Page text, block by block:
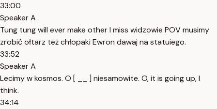
33:00
Speaker A
Tung tung will ever make other I miss widzowie POV musimy
zrobić ołtarz też chłopaki Ewron dawaj na statuiego.
33:52
Speaker A
Lecimy w kosmos. O [ __ ] niesamowite. O, it is going up, I
think.
34:14